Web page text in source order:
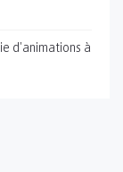
d'animations à